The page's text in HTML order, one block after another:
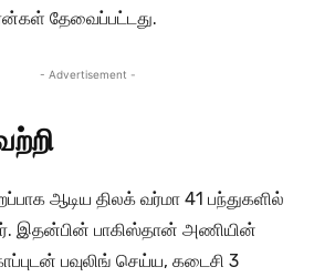
தேவைப்பட்டது.
- Advertisement -
ஆடிய திலக் வர்மா 41 பந்துகளில்
இதன்பின் பாகிஸ்தான் அணியின்
பவுலிங் செய்ய, கடைசி 3